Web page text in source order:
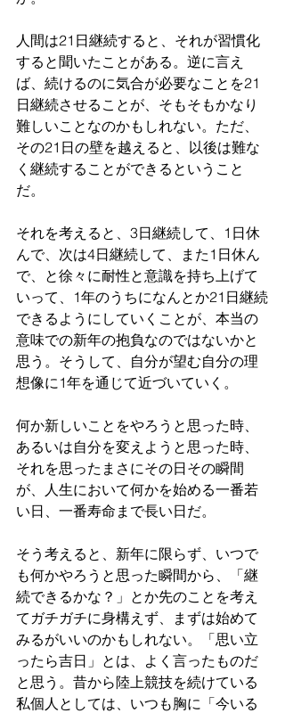
人間は21日継続すると、それが習慣化
すると聞いたことがある。逆に言え
ば、続けるのに気合が必要なことを21
日継続させることが、そもそもかなり
難しいことなのかもしれない。ただ、
その21日の壁を越えると、以後は難な
く継続することができるということ
だ。
それを考えると、3日継続して、1日休
んで、次は4日継続して、また1日休ん
で、と徐々に耐性と意識を持ち上げて
いって、1年のうちになんとか21日継続
できるようにしていくことが、本当の
意味での新年の抱負なのではないかと
思う。そうして、自分が望む自分の理
想像に1年を通じて近づいていく。
何か新しいことをやろうと思った時、
あるいは自分を変えようと思った時、
それを思ったまさにその日その瞬間
が、人生において何かを始める一番若
い日、一番寿命まで長い日だ。
そう考えると、新年に限らず、いつで
も何かやろうと思った瞬間から、「継
続できるかな？」とか先のことを考え
てガチガチに身構えず、まずは始めて
みるがいいのかもしれない。「思い立
ったら吉日」とは、よく言ったものだ
と思う。昔から陸上競技を続けている
私個人としては、いつも胸に「今いる